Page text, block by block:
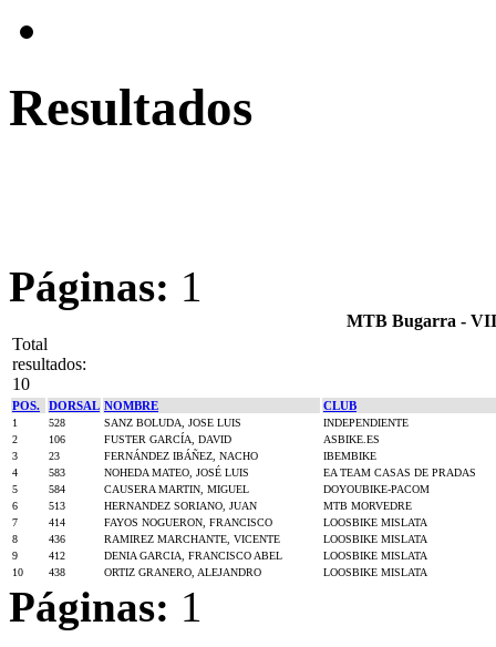
Resultados
Páginas: 1
MTB Bugarra -
Total
resultados:
10
POS. DORSAL NOMBRE CLUB
1 528 SANZ BOLUDA, JOSE LUIS
INDEPENDIENTE
2
106 FUSTER GARCÍA, DAVID
ASBIKE.ES
3
23 FERNÁNDEZ IBÁÑEZ, NACHO
IBEMBIKE
4
583 NOHEDA MATEO, JOSÉ LUIS
EA TEAM CASAS DE PRADAS
5
584 CAUSERA MARTIN, MIGUEL
DOYOUBIKE-PACOM
6
513 HERNANDEZ SORIANO, JUAN
MTB MORVEDRE
7
414 FAYOS NOGUERON, FRANCISCO
LOOSBIKE MISLATA
8
436 RAMIREZ MARCHANTE, VICENTE
LOOSBIKE MISLATA
9
412 DENIA GARCIA, FRANCISCO ABEL
LOOSBIKE MISLATA
10
438 ORTIZ GRANERO, ALEJANDRO LOOSBIKE MISLATA
Páginas: 1